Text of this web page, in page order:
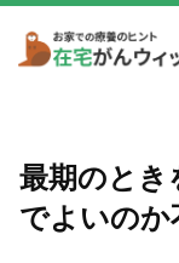
最期のとき
でよいのか